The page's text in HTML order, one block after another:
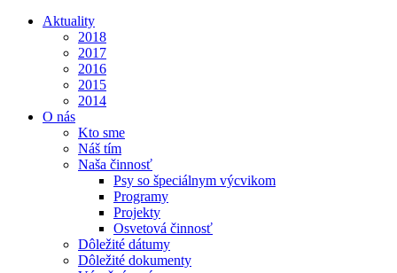
Aktuality
2018
2017
2016
2015
2014
O nás
Kto sme
Náš tím
Naša činnosť
Psy so špeciálnym výcvikom
Programy
Projekty
Osvetová činnosť
Dôležité dátumy
Dôležité dokumenty